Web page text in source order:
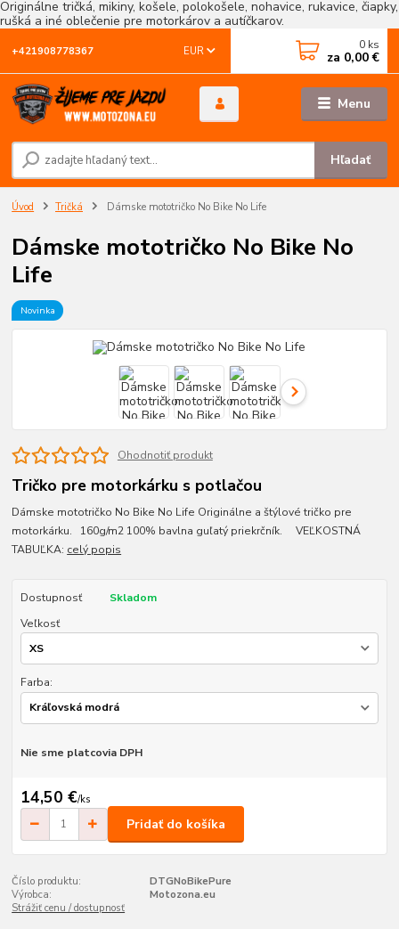
Originálne tričká, mikiny, košele, polokošele, nohavice, rukavice, čiapky,
rušká a iné oblečenie pre motorkárov a autíčkarov.
Menu
EUR
Hľadať
+421908778367 0 ks
za 0,00 €
Úvod Tričká Dámske mototričko No Bike No Life
Dámske mototričko No Bike No
Life
Novinka
Ohodnotiť produkt
Tričko pre motorkárku s potlačou
Dámske mototričko No Bike No Life Originálne a štýlové tričko pre
motorkárku. 160g/m2 100% bavlna guľatý priekrčník. VEĽKOSTNÁ
TABUĽKA: celý popis
Dostupnosť
Skladom
Veľkosť
Farba:
Nie sme platcovia DPH
14,50 €/ks
Pridať do košíka
Číslo produktu:
DTGNoBikePure
Výrobca:
Motozona.eu
Strážiť cenu / dostupnosť